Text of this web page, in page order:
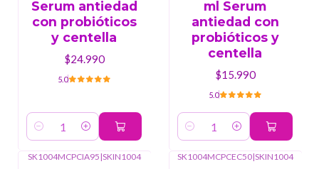
Serum antiedad
con probióticos
y centella
$24.990
5.0
Cantidad
ml Serum
antiedad con
probióticos y
centella
$15.990
5.0
Cantidad
SK1004MCPCIA95|SKIN1004 SK1004MCPCEC50|SKIN1004